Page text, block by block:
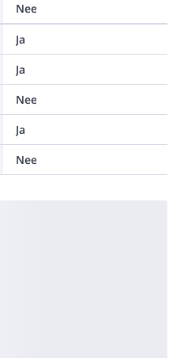
Nee
Ja
Ja
Nee
Ja
Nee